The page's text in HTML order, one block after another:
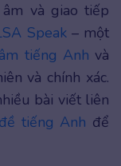
và giao tiếp
Speak– một
tiếng Anh và
và chính xác.
bài viết liên
tiếng Anh để